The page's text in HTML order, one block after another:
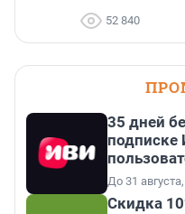
52 840
35 дней
подписке
До 31
Скидка